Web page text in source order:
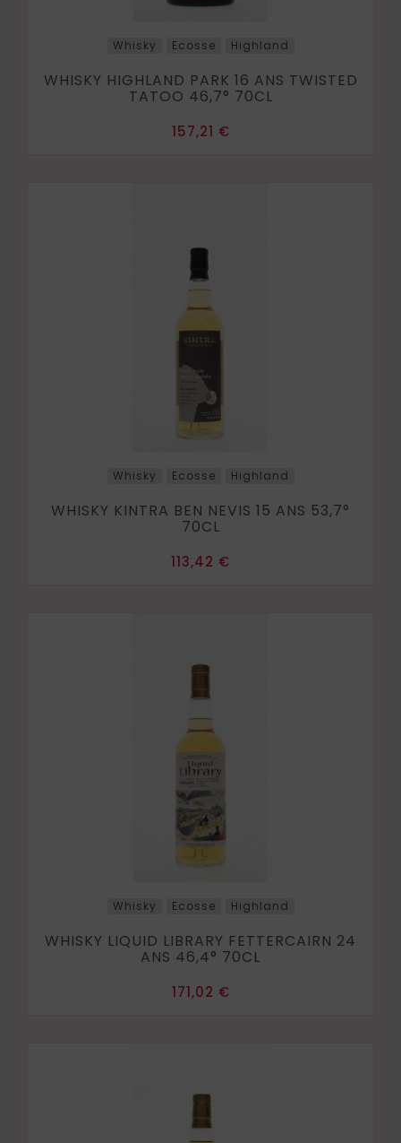
Whisky Ecosse Highland
WHISKY HIGHLAND PARK 16 ANS TWISTED
TATOO 46,7° 70CL
Prix
157,21 €
Whisky Ecosse Highland
WHISKY KINTRA BEN NEVIS 15 ANS 53,7°
70CL
Prix
113,42 €
Whisky Ecosse Highland
WHISKY LIQUID LIBRARY FETTERCAIRN 24
ANS 46,4° 70CL
Prix
171,02 €